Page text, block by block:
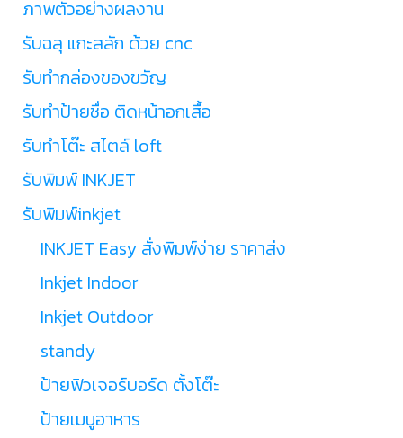
ภาพตัวอย่างผลงาน
รับฉลุ แกะสลัก ด้วย cnc
รับทำกล่องของขวัญ
รับทำป้ายชื่อ ติดหน้าอกเสื้อ
รับทำโต๊ะ สไตล์ loft
รับพิมพ์ INKJET
รับพิมพ์inkjet
INKJET Easy สั่งพิมพ์ง่าย ราคาส่ง
Inkjet Indoor
Inkjet Outdoor
standy
ป้ายฟิวเจอร์บอร์ด ตั้งโต๊ะ
ป้ายเมนูอาหาร